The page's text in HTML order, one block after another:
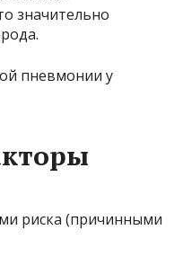
значительно
риска (причинными